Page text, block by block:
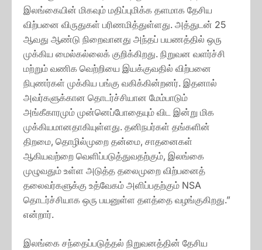
இலங்கையின் மிகவும் மதிப்புமிக்க தளமாக தேசிய
விற்பனை விருதுகள் பரிணமித்துள்ளது. அத்துடன் 25
ஆவது ஆண்டு நிறைவானது அந்தப் பயணத்தில் ஒரு
முக்கிய மைல்கல்லைக் குறிக்கிறது. நிறுவன வளர்ச்சி
மற்றும் வணிக வெற்றியை இயக்குவதில் விற்பனை
நிபுணர்கள் முக்கிய பங்கு வகிக்கின்றனர். இதனால்
அவர்களுக்கான தொடர்ச்சியான மேம்பாடும்
அங்கீகாரமும் முன்னெப்போதையும் விட இன்று மிக
முக்கியமானதாகியுள்ளது. தனிநபர்கள் தங்களின்
திறமை, தொழில்முறை தன்மை, சாதனைகள்
ஆகியவற்றை வெளிப்படுத்துவதற்கும், இலங்கை
முழுவதும் உள்ள அடுத்த தலைமுறை விற்பனைத்
தலைவர்களுக்கு உத்வேகம் அளிப்பதற்கும் NSA
தொடர்ச்சியாக ஒரு பயனுள்ள தளத்தை வழங்குகிறது.”
என்றார்.
இலங்கை சந்தைப்படுத்தல் நிறுவனத்தின் தேசிய